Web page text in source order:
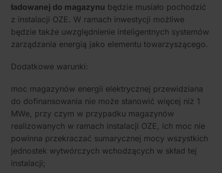
ładowanej do magazynu będzie musiało pochodzić
z instalacji OZE. W ramach inwestycji możliwe
będzie także uwzględnienie inteligentnych systemów
zarządzania energią jako elementu towarzyszącego.
Dodatkowe warunki:
moc magazynów energii elektrycznej przewidziana
do dofinansowania nie może stanowić więcej niż 1
MWe, przy czym w przypadku magazynów
realizowanych w ramach instalacji OZE, ich moc nie
powinna przekraczać sumarycznej mocy wszystkich
jednostek wytwórczych wchodzących w skład tej
instalacji;